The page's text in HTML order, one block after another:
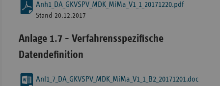
Anh1_DA_GKVSPV_MDK_MiMa_V1_1_20171220.pdf
Stand 20.12.2017
Anlage 1.7 - Verfahrensspezifische
Datendefinition
Anl1_7_DA_GKVSPV_MDK_MiMa_V1_1_B2_20171201.doc